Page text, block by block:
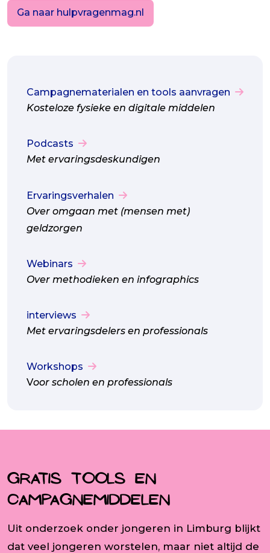
Ga naar hulpvragenmag.nl
Campagnematerialen en tools aanvragen
Kosteloze fysieke en digitale middelen
Podcasts
Met ervaringsdeskundigen
Ervaringsverhalen
Over omgaan met (mensen met)
geldzorgen
Webinars
Over methodieken en infographics
interviews
Met ervaringsdelers en professionals
Workshops
Voor scholen en professionals
Gratis tools en
campagnemiddelen
Uit onderzoek onder jongeren in Limburg blijkt
dat veel jongeren worstelen, maar niet altijd de